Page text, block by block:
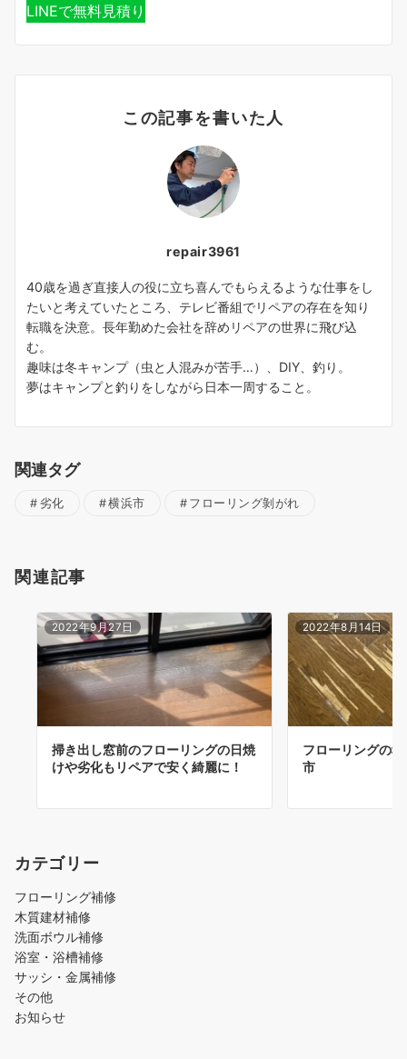
LINEで無料見積り
この記事を書いた人
repair3961
40歳を過ぎ直接人の役に立ち喜んでもらえるような仕事をし
たいと考えていたところ、テレビ番組でリペアの存在を知り
転職を決意。長年勤めた会社を辞めリペアの世界に飛び込
む。
趣味は冬キャンプ（虫と人混みが苦手…）、DIY、釣り。
夢はキャンプと釣りをしながら日本一周すること。
関連タグ
劣化 横浜市 フローリング剝がれ
関連記事
2022年9月27日
掃き出し窓前のフローリングの日焼
けや劣化もリペアで安く綺麗に！
2022年8月14日
フローリングの
市
カテゴリー
フローリング補修
木質建材補修
洗面ボウル補修
浴室・浴槽補修
サッシ・金属補修
その他
お知らせ